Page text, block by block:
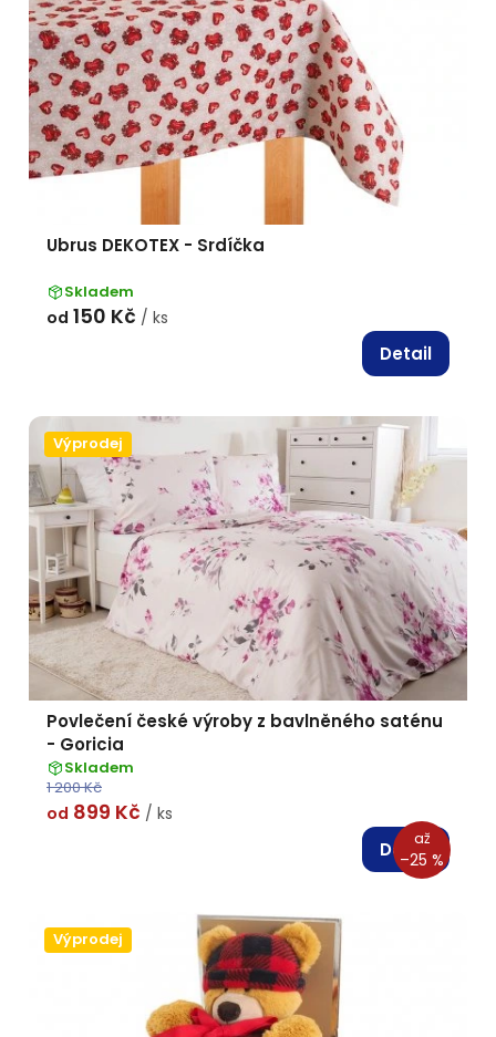
Ubrus DEKOTEX - Srdíčka
Skladem
od 150 Kč / ks
Detail
Výprodej
až
–25 %
Povlečení české výroby z bavlněného saténu
- Goricia
Skladem
1 200 Kč
od 899 Kč / ks
Detail
Výprodej